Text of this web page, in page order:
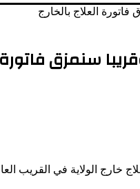
العلاج بالخارج
سنمزق فاتورة
خارج الولاية في